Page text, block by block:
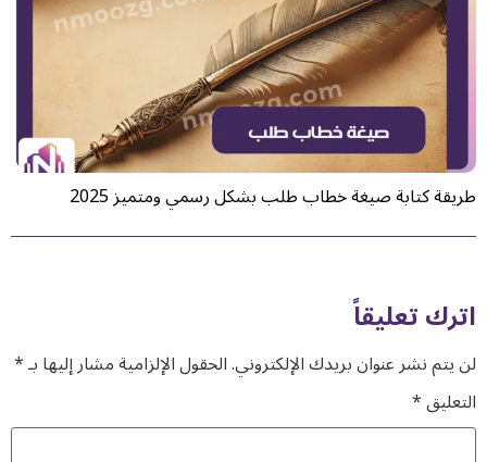
طريقة كتابة صيغة خطاب طلب بشكل رسمي ومتميز 2025
اترك تعليقاً
لن يتم نشر عنوان بريدك الإلكتروني.الحقول الإلزامية مشار إليها بـ*
التعليق*